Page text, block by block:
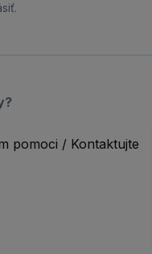
pomoci / Kontaktujte